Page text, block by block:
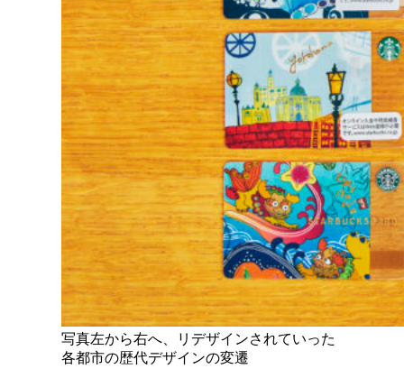
写真左から右へ、リデザインされていった
各都市の歴代デザインの変遷